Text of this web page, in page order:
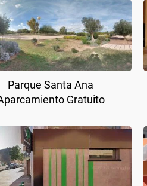
Parque Santa Ana
Gratuito